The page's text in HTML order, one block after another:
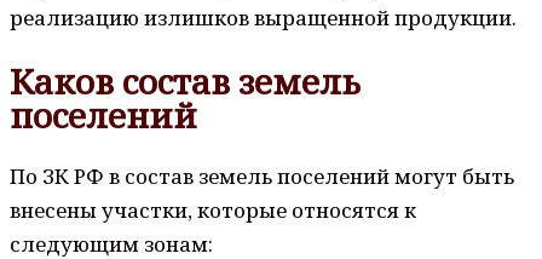
реализацию излишков выращенной продукции.
Каков состав земель
поселений
По ЗК РФ в состав земель поселений могут быть
внесены участки, которые относятся к
следующим зонам: